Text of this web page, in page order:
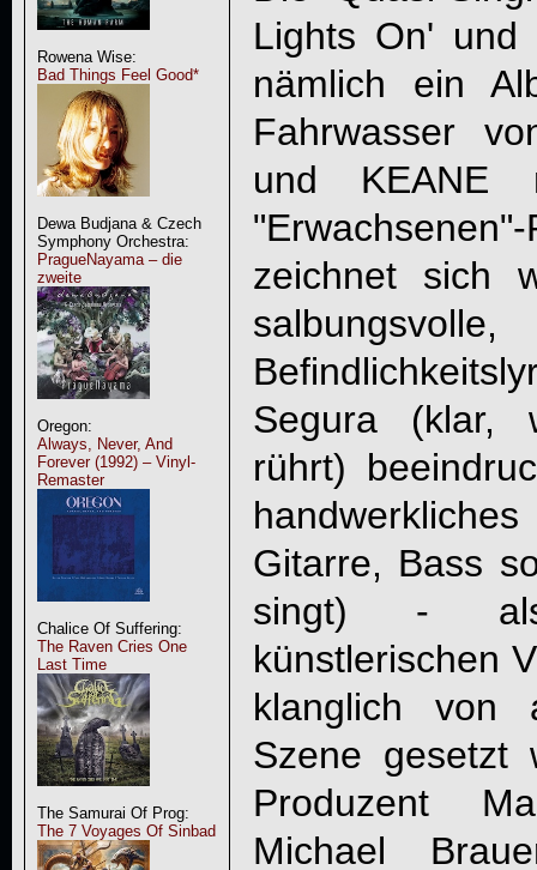
Rowena Wise:
Bad Things Feel Good*
Dewa Budjana & Czech
Symphony Orchestra:
PragueNayama – die
zweite
Oregon:
Always, Never, And
Forever (1992) – Vinyl-
Remaster
Chalice Of Suffering:
The Raven Cries One
Last Time
The Samurai Of Prog:
The 7 Voyages Of Sinbad
Lights On' und
nämlich ein
Fahrwasser
und KEANE
zeichnet sich
Segura (klar,
rührt)
Gitarre, Bass
singt) -
künstlerischen
klanglich von
Szene gesetzt
Produzent
Michael